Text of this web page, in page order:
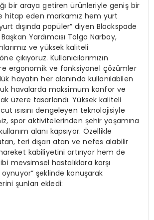
bir araya getiren ürünleriyle geniş bir
hitap eden markamız hem yurt
dışında popüler” diyen Blackspade
Yardımcısı Tolga Narbay,
ve yüksek kaliteli
çıkıyoruz. Kullanıcılarımızın
ergonomik ve fonksiyonel çözümler
hayatın her alanında kullanılabilen
havalarda maksimum konfor ve
üzere tasarlandı. Yüksek kaliteli
ısısını dengeleyen teknolojisiyle
spor aktivitelerinden şehir yaşamına
alanı kapsıyor. Özellikle
teri dışarı atan ve nefes alabilir
kabiliyetini artırıyor hem de
mevsimsel hastalıklara karşı
şeklinde konuşarak
şunları ekledi: